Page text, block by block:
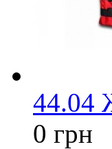
44.04
0 грн